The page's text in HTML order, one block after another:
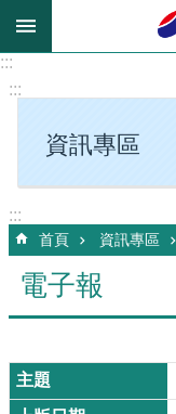
跳到主要內容區塊
:::
:::
資訊專區
:::
首頁 資訊專區
電子報